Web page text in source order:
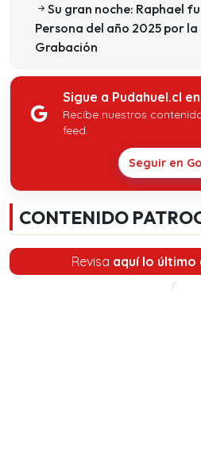
Su gran noche: Raphael
Persona del año 2025 por
Grabación
Sigue a Pudahuel.cl
Recibe nuestros
feed.
Seguir en
CONTENIDO
Revisa aquí lo último